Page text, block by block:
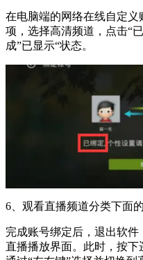
在电脑端的网络在线自定义
项，选择高清频道，点击“
成”已显示“状态。
6、观看直播频道分类下面
完成账号绑定后，退出软
直播播放界面。此时，按下